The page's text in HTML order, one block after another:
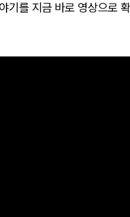
기를 지금 바로 영상으로